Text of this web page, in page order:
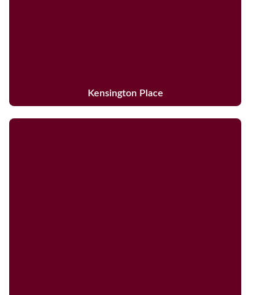
Kensington Place